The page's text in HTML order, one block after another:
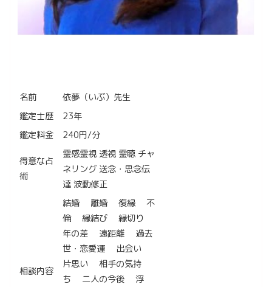
名前
依夢（いぶ）先生
鑑定士歴
23年
鑑定料金
240円/分
得意な占
術
霊感霊視 透視 霊聴 チャ
ネリング 送念・思念伝
達 波動修正
相談内容
結婚 離婚 復縁 不
倫 縁結び 縁切り
年の差 遠距離 過去
世・恋愛運 出会い
片思い 相手の気持
ち 二人の今後 浮